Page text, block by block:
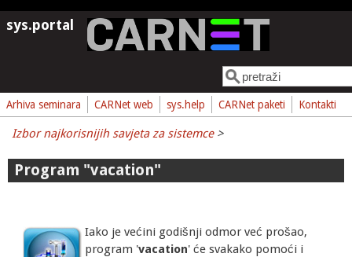
Skoči na glavni sadržaj
sys.portal
Obrazac pretrage
Pretraga
Arhiva seminara CARNet web sys.help CARNet paketi Kontakti
Izbor najkorisnijih savjeta za sistemce>
Program "vacation"
Iako je većini godišnji odmor već prošao,
program 'vacation' će svakako pomoći i